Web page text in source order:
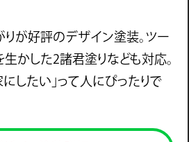
が好評のデザイン塗装。ツー
生かした2諸君塗りなども対応。
にしたい」って人にぴったりで